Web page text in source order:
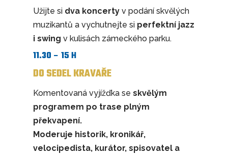
Užijte si dva koncertyv podání skvělých
muzikantů a vychutnejte si perfektní jazz
i swing v kulisách zámeckého parku.
11.30 – 15 H
DO SEDEL KRAVAŘE
Komentovaná vyjížďka se skvělým
programem po trase plným
překvapení.
Moderuje historik, kronikář,
velocipedista, kurátor, spisovatel a